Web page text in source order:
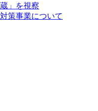
」を視察
策事業について